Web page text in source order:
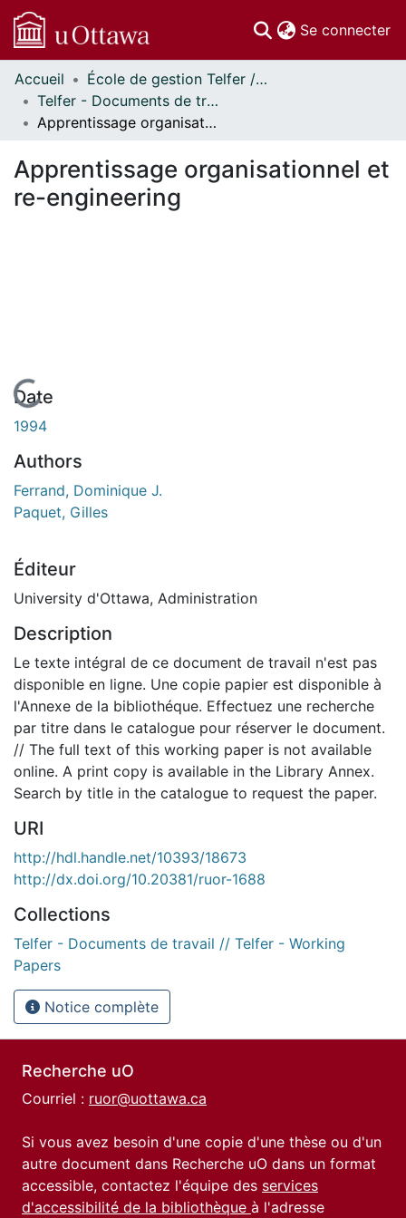
Se connecter
Communautés
et collections
Parcourir
À propos
Accueil
École de gestion Telfer // Telfer School of Management
Telfer - Documents de travail // Telfer - Working Papers
Apprentissage organisationnel et re-engineering
Apprentissage organisationnel et
re-engineering
En cours de chargement...
Date
1994
Authors
Ferrand, Dominique J.
Paquet, Gilles
Éditeur
University d'Ottawa, Administration
Description
Le texte intégral de ce document de travail n'est pas
disponible en ligne. Une copie papier est disponible à
l'Annexe de la bibliothéque. Effectuez une recherche
par titre dans le catalogue pour réserver le document.
// The full text of this working paper is not available
online. A print copy is available in the Library Annex.
Search by title in the catalogue to request the paper.
URI
http://hdl.handle.net/10393/18673
http://dx.doi.org/10.20381/ruor-1688
Collections
Telfer - Documents de travail // Telfer - Working
Papers
Notice complète
Recherche uO
Courriel : ruor@uottawa.ca
Si vous avez besoin d'une copie d'une thèse ou d'un
autre document dans Recherche uO dans un format
accessible, contactez l'équipe des services
d'accessibilité de la bibliothèque à l'adresse